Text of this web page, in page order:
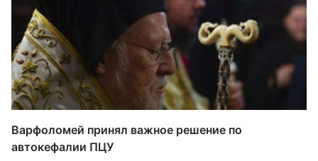
Варфоломей принял важное решение по
автокефалии ПЦУ